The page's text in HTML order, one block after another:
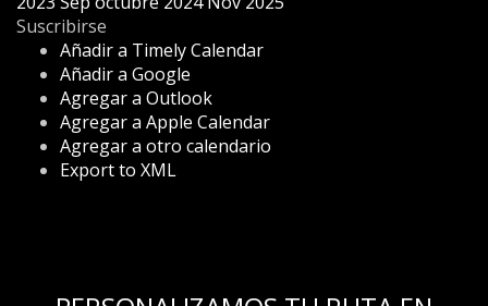
Suscribirse
Añadir a Timely Calendar
Añadir a Google
Agregar a Outlook
Agregar a Apple Calendar
Agregar a otro calendario
Export to XML